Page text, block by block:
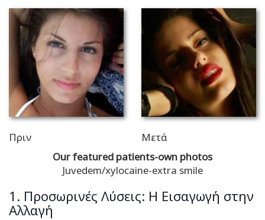
Πριν
Μετά
Our featured patients-own photos
Juvedem/xylocaine-extra smile
1. Προσωρινές Λύσεις: Η Εισαγωγή στην
Αλλαγή